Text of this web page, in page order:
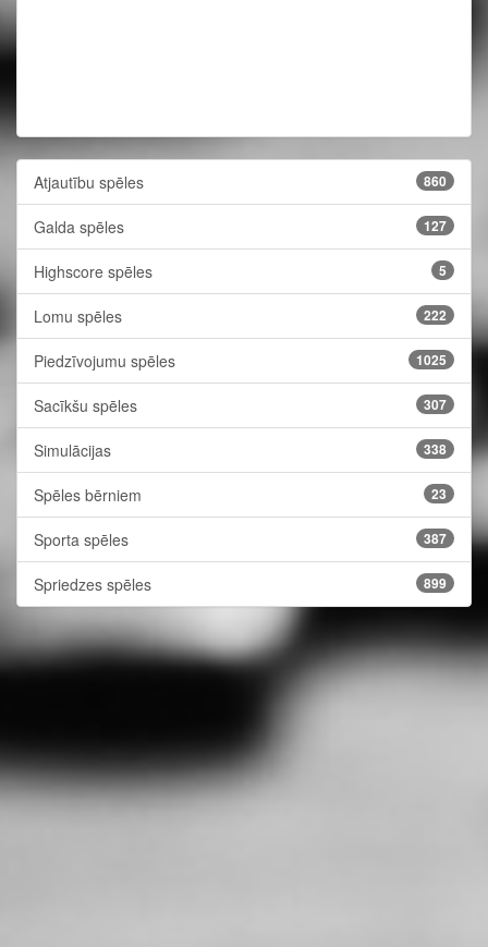
Atjautību spēles 860
Galda spēles 127
Highscore spēles 5
Lomu spēles 222
Piedzīvojumu spēles 1025
Sacīkšu spēles 307
Simulācijas 338
Spēles bērniem 23
Sporta spēles 387
Spriedzes spēles 899